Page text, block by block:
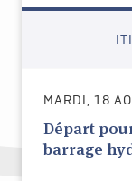
MARDI, 18
Départ
barrage